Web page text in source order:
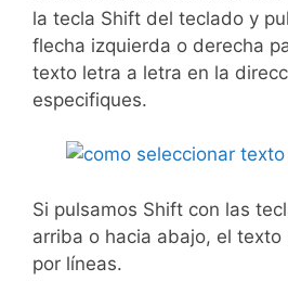
la tecla Shift del teclado y
flecha izquierda o derecha
texto letra a letra en la
especifiques.
Si pulsamos Shift con las
arriba o hacia abajo, el texto
por líneas.